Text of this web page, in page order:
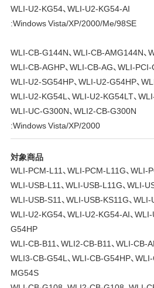
WLI-U2-KG54、WLI-U2-KG54-AI
:Windows Vista/XP/2000/Me/98SE
WLI-CB-G144N、WLI-CB-AMG144N、
WLI-CB-AGHP、WLI-CB-AG、WLI-
WLI-U2-SG54HP、WLI-U2-G54HP、
WLI-U2-KG54L、WLI-U2-KG54LT、
WLI-UC-G300N、WLI2-CB-G300N
:Windows Vista/XP/2000
対象商品
WLI-PCM-L11、WLI-PCM-L11G、WLI-
WLI-USB-L11、WLI-USB-L11G、WLI-
WLI-USB-S11、WLI-USB-KS11G、WLI-
WLI-U2-KG54、WLI-U2-KG54-AI、
G54HP
WLI-CB-B11、WLI2-CB-B11、WLI-CB-
WLI3-CB-G54L、WLI-CB-G54HP、
MG54S